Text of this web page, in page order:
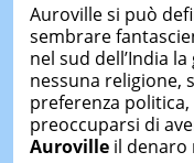
Auroville si può
sembrare
nel sud dell’India
nessuna religione,
preferenza
preoccuparsi di
Aurovilleil denaro